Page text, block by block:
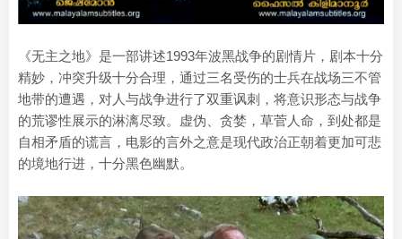
《无主之地》是一部讲述1993年波黑战争的剧情片，剧本十分
精妙，冲突升级十分合理，通过三名受伤的士兵在战场三不管
地带的遭遇，对人与战争进行了双重讽刺，将意识形态与战争
的荒谬性展示的淋漓尽致。虚伪、贪婪，草菅人命，到处都是
自相矛盾的谎言，电影的言外之意是现代政治正朝着更加可悲
的境地行进，十分黑色幽默。